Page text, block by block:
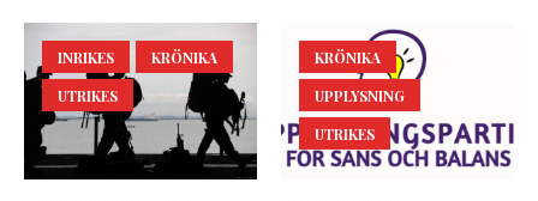
INRIKES
KRÖNIKA
UTRIKES
KRÖNIKA
UPPLYSNING
UTRIKES